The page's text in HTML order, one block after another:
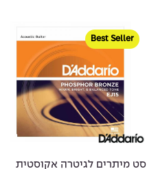
Best Seller
סט מיתרים לגיטרה אקוסטית